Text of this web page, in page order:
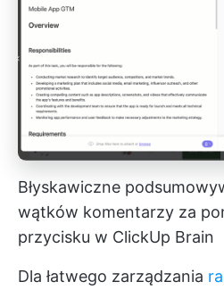
Błyskawiczne
wątków komentarzy za
przycisku w ClickUp Brain
Dla łatwego zarządzania